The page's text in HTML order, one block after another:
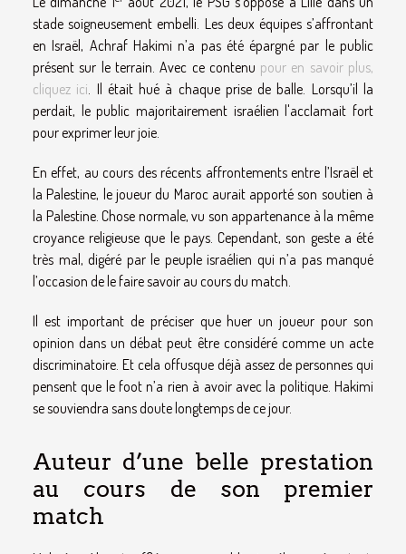
stade soigneusement embelli. Les deux équipes s’affrontant
en Israël, Achraf Hakimi n’a pas été épargné par le public
présent sur le terrain. Avec ce contenu pour en savoir plus,
cliquez ici. Il était hué à chaque prise de balle. Lorsqu’il la
perdait, le public majoritairement israélien l'acclamait fort
pour exprimer leur joie.
En effet, au cours des récents affrontements entre l’Israël et
la Palestine, le joueur du Maroc aurait apporté son soutien à
la Palestine. Chose normale, vu son appartenance à la même
croyance religieuse que le pays. Cependant, son geste a été
très mal, digéré par le peuple israélien qui n’a pas manqué
l’occasion de le faire savoir au cours du match.
Il est important de préciser que huer un joueur pour son
opinion dans un débat peut être considéré comme un acte
discriminatoire. Et cela offusque déjà assez de personnes qui
pensent que le foot n’a rien à avoir avec la politique. Hakimi
se souviendra sans doute longtemps de ce jour.
Auteur d’une belle prestation
au cours de son premier
match